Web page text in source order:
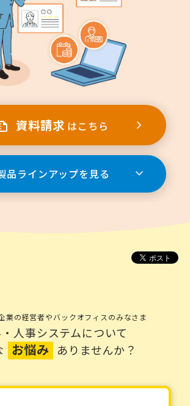
資料請求 はこちら
品ラインアップを見る
業の経営者やバックオフィスのみなさま
人事システムについて
お悩み ありませんか？